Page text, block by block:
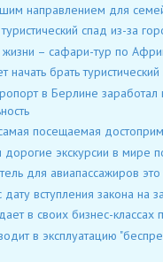
направлением для
спад из-за
– сафари-тур по
начать брать туристический
в Берлине заработал
посещаемая
экскурсии в мире
для авиапассажиров это
вступления закона на
в своих бизнес-классах
в эксплуатацию